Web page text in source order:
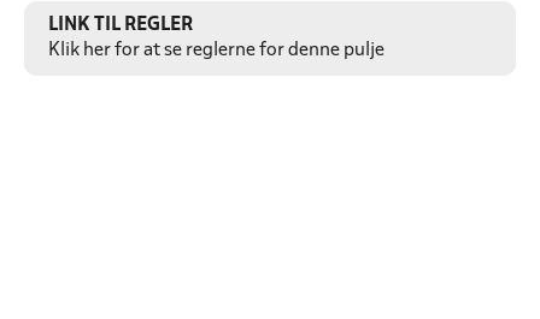
LINK TIL REGLER
Klik her for at se reglerne for denne pulje